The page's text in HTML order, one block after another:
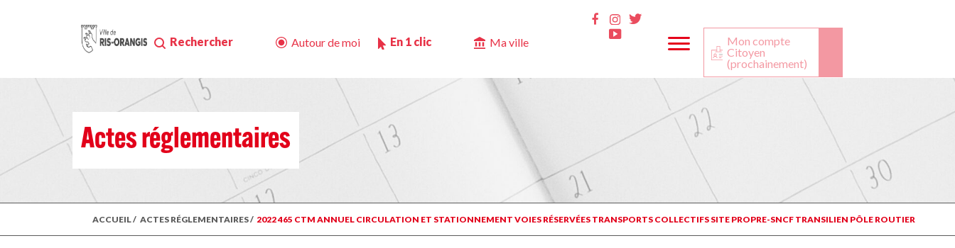
Rechercher Autour de moi En 1 clic Ma ville
Facebook
InstaTwitter
Youtube
Mon compte
Citoyen
(prochainement)
Actes réglementaires
ACCUEIL/ ACTES RÉGLEMENTAIRES/ 2022 465 CTM ANNUEL CIRCULATION ET STATIONNEMENT VOIES RÉSERVÉES TRANSPORTS COLLECTIFS SITE PROPRE-SNCF TRANSILIEN PÔLE ROUTIER